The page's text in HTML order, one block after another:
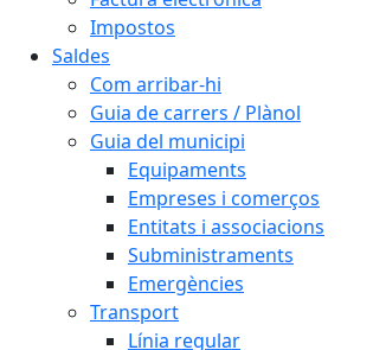
Impostos
Saldes
Com arribar-hi
Guia de carrers / Plànol
Guia del municipi
Equipaments
Empreses i comerços
Entitats i associacions
Subministraments
Emergències
Transport
Línia regular